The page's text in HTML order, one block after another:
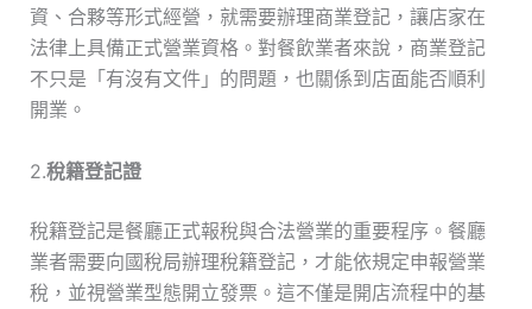
資、合夥等形式經營，就需要辦理商業登記，讓店家在
法律上具備正式營業資格。對餐飲業者來說，商業登記
不只是「有沒有文件」的問題，也關係到店面能否順利
開業。
2.稅籍登記證
稅籍登記是餐廳正式報稅與合法營業的重要程序。餐廳
業者需要向國稅局辦理稅籍登記，才能依規定申報營業
稅，並視營業型態開立發票。這不僅是開店流程中的基